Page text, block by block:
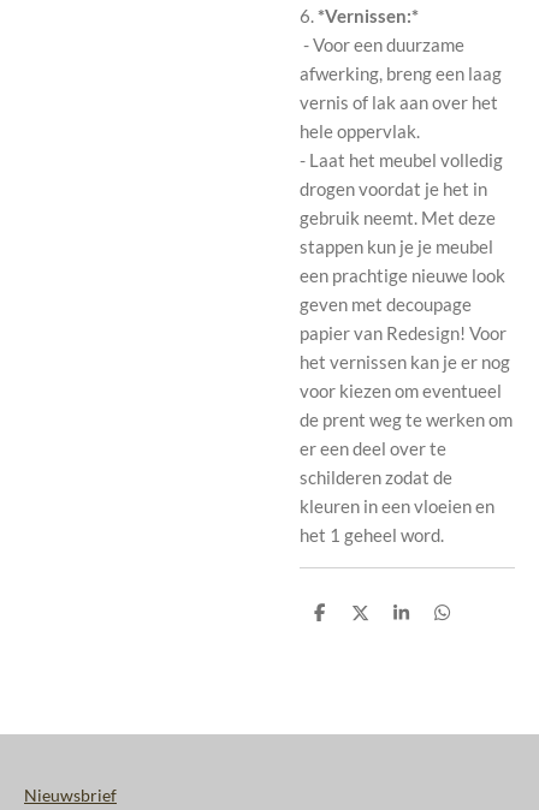
6.*Vernissen:*
- Voor een duurzame
afwerking, breng een laag
vernis of lak aan over het
hele oppervlak.
- Laat het meubel volledig
drogen voordat je het in
gebruik neemt. Met deze
stappen kun je je meubel
een prachtige nieuwe look
geven met decoupage
papier van Redesign! Voor
het vernissen kan je er nog
voor kiezen om eventueel
de prent weg te werken om
er een deel over te
schilderen zodat de
kleuren in een vloeien en
het 1 geheel word.
D
D
S
D
Nieuwsbrief